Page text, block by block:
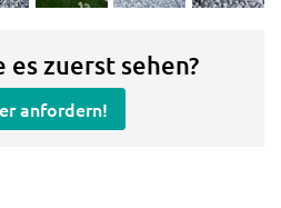
es zuerst sehen?
anfordern!